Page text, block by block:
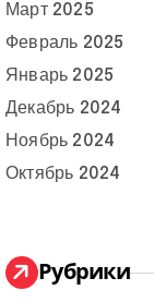
Март 2025
Февраль 2025
Январь 2025
Декабрь 2024
Ноябрь 2024
Октябрь 2024
Рубрики